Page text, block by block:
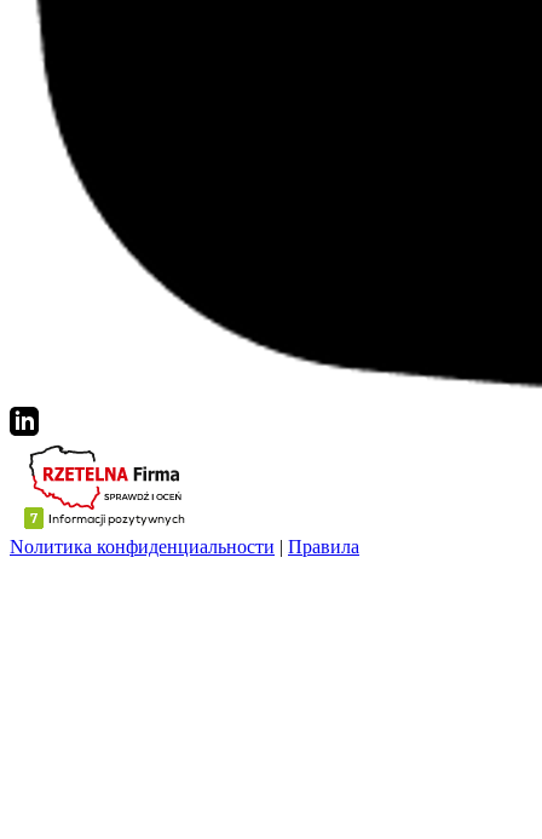
Nолитика конфиденциальности | Правила